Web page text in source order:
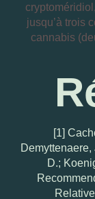
jusqu’à trois
cannabis
[1]
D.;